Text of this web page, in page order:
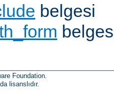
belgesi
Foundation.
lisanslıdır.